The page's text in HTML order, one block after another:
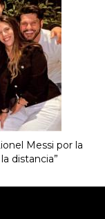
Messi por la
distancia”